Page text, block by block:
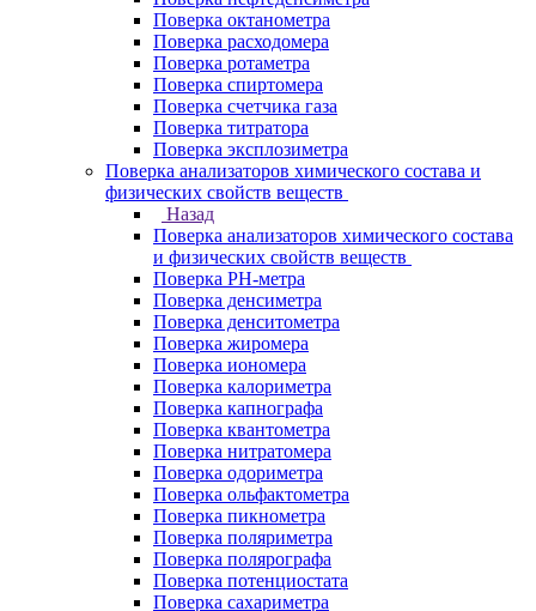
Поверка октанометра
Поверка расходомера
Поверка ротаметра
Поверка спиртомера
Поверка счетчика газа
Поверка титратора
Поверка эксплозиметра
Поверка анализаторов химического состава и
физических свойств веществ
Назад
Поверка анализаторов химического состава
и физических свойств веществ
Поверка PH-метра
Поверка денсиметра
Поверка денситометра
Поверка жиромера
Поверка иономера
Поверка калориметра
Поверка капнографа
Поверка квантометра
Поверка нитратомера
Поверка одориметра
Поверка ольфактометра
Поверка пикнометра
Поверка поляриметра
Поверка полярографа
Поверка потенциостата
Поверка сахариметра